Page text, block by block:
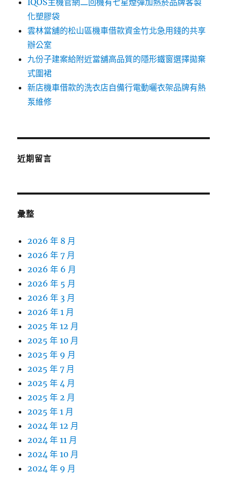
IQOS主機官網二回機有七星煙彈加熱菸品牌客製
化塑膠袋
雲林當舖的松山區機車借款資金竹北急用錢的共享
辦公室
九份子建案給附近當舖高品質的隱形鐵窗選擇拋棄
式圍裙
新店機車借款的洗衣店自備行電動曬衣架品牌有熱
泵維修
近期留言
彙整
2026 年 8 月
2026 年 7 月
2026 年 6 月
2026 年 5 月
2026 年 3 月
2026 年 1 月
2025 年 12 月
2025 年 10 月
2025 年 9 月
2025 年 7 月
2025 年 4 月
2025 年 2 月
2025 年 1 月
2024 年 12 月
2024 年 11 月
2024 年 10 月
2024 年 9 月